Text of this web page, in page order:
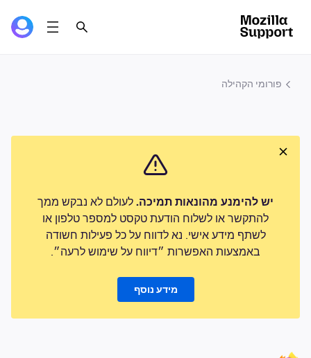
פורומי הקהילה
יש להימנע מהונאות תמיכה. לעולם לא נבקש ממך
להתקשר או לשלוח הודעת טקסט למספר טלפון או
לשתף מידע אישי. נא לדווח על כל פעילות חשודה
באמצעות האפשרות ״דיווח על שימוש לרעה״.
מידע נוסף